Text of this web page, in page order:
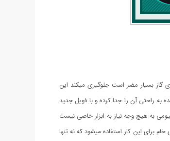
گاز بسیار مضر است جلوگیری میکند این
به راحتی آن را جدا کرده و با فویل جدید
به هیچ وجه نیاز به ابزار خاصی نیست
برای این کار استفاده میشود که نه تنها